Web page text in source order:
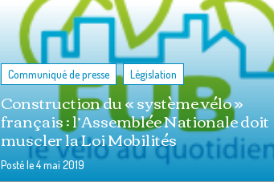
Communiqué de presse , Législation
Construction du « système vélo »
français : l’Assemblée Nationale doit
muscler la Loi Mobilités
Posté le4 mai 2019